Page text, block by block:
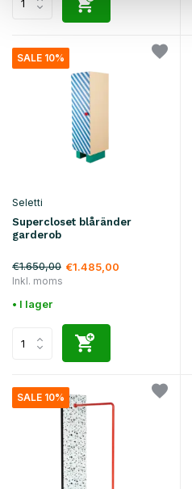
SALE 10%
Seletti
Supercloset blåränder
garderob
€1.650,00 €1.485,00
Inkl. moms
• I lager
SALE 10%